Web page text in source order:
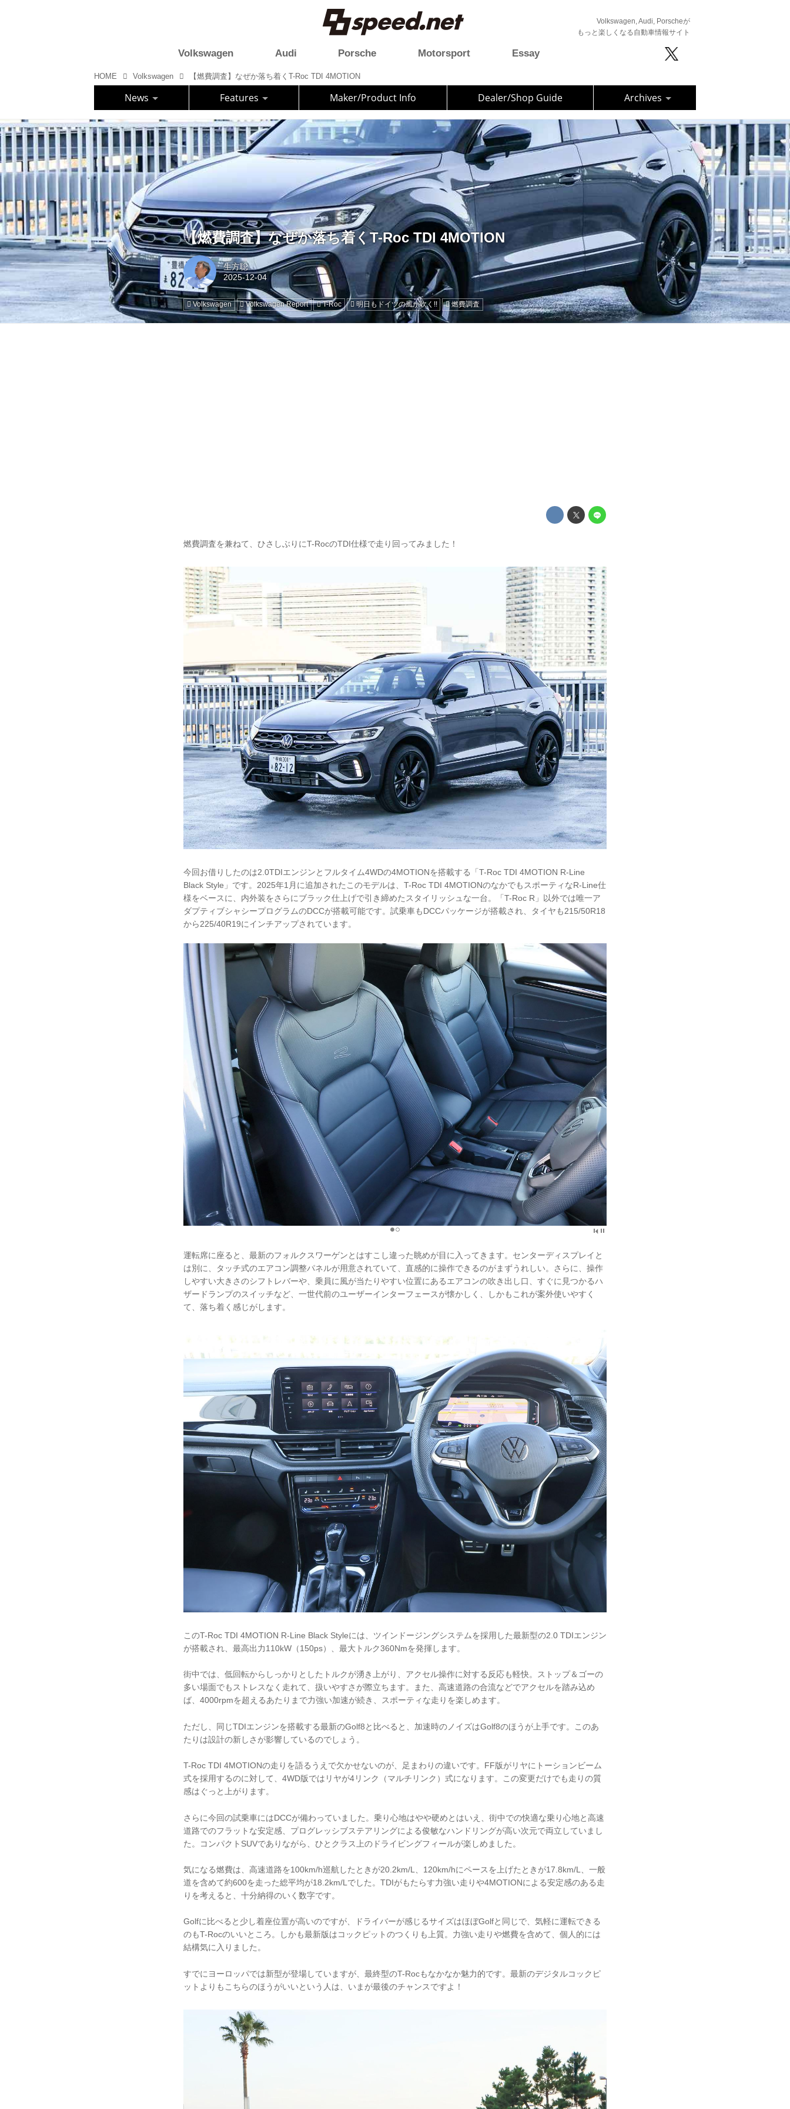
Volkswagen, Audi, Porscheが
もっと楽しくなる自動車情報サイト
Volkswagen Audi Porsche Motorsport Essay
HOME Volkswagen 【燃費調査】なぜか落ち着くT-Roc TDI 4MOTION
News Features Maker/Product Info Dealer/Shop Guide Archives
【燃費調査】なぜか落ち着くT-Roc TDI 4MOTION
生方聡
Volkswagen Volkswagen Report T-Roc 明日もドイツの風が吹く!! 燃費調査
燃費調査を兼ねて、ひさしぶりにT-RocのTDI仕様で走り回ってみました！
今回お借りしたのは2.0TDIエンジンとフルタイム4WDの4MOTIONを搭載する「T-Roc TDI 4MOTION R-Line
Black Style」です。2025年1月に追加されたこのモデルは、T-Roc TDI 4MOTIONのなかでもスポーティなR-Line仕
様をベースに、内外装をさらにブラック仕上げで引き締めたスタイリッシュな一台。「T-Roc R」以外では唯一ア
ダプティブシャシープログラムのDCCが搭載可能です。試乗車もDCCパッケージが搭載され、タイヤも215/50R18
から225/40R19にインチアップされています。
運転席に座ると、最新のフォルクスワーゲンとはすこし違った眺めが目に入ってきます。センターディスプレイと
は別に、タッチ式のエアコン調整パネルが用意されていて、直感的に操作できるのがまずうれしい。さらに、操作
しやすい大きさのシフトレバーや、乗員に風が当たりやすい位置にあるエアコンの吹き出し口、すぐに見つかるハ
ザードランプのスイッチなど、一世代前のユーザーインターフェースが懐かしく、しかもこれが案外使いやすく
て、落ち着く感じがします。
このT-Roc TDI 4MOTION R-Line Black Styleには、ツインドージングシステムを採用した最新型の2.0 TDIエンジン
が搭載され、最高出力110kW（150ps）、最大トルク360Nmを発揮します。
街中では、低回転からしっかりとしたトルクが湧き上がり、アクセル操作に対する反応も軽快。ストップ＆ゴーの
多い場面でもストレスなく走れて、扱いやすさが際立ちます。また、高速道路の合流などでアクセルを踏み込め
ば、4000rpmを超えるあたりまで力強い加速が続き、スポーティな走りを楽しめます。
ただし、同じTDIエンジンを搭載する最新のGolf8と比べると、加速時のノイズはGolf8のほうが上手です。このあ
たりは設計の新しさが影響しているのでしょう。
T-Roc TDI 4MOTIONの走りを語るうえで欠かせないのが、足まわりの違いです。FF版がリヤにトーションビーム
式を採用するのに対して、4WD版ではリヤが4リンク（マルチリンク）式になります。この変更だけでも走りの質
感はぐっと上がります。
さらに今回の試乗車にはDCCが備わっていました。乗り心地はやや硬めとはいえ、街中での快適な乗り心地と高速
道路でのフラットな安定感、プログレッシブステアリングによる俊敏なハンドリングが高い次元で両立していまし
た。コンパクトSUVでありながら、ひとクラス上のドライビングフィールが楽しめました。
気になる燃費は、高速道路を100km/h巡航したときが20.2km/L、120km/hにペースを上げたときが17.8km/L、一般
道を含めて約600を走った総平均が18.2km/Lでした。TDIがもたらす力強い走りや4MOTIONによる安定感のある走
りを考えると、十分納得のいく数字です。
Golfに比べると少し着座位置が高いのですが、ドライバーが感じるサイズはほぼGolfと同じで、気軽に運転できる
のもT-Rocのいいところ。しかも最新版はコックピットのつくりも上質。力強い走りや燃費を含めて、個人的には
結構気に入りました。
すでにヨーロッパでは新型が登場していますが、最終型のT-Rocもなかなか魅力的です。最新のデジタルコックピ
ットよりもこちらのほうがいいという人は、いまが最後のチャンスですよ！